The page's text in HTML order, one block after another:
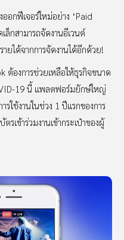
อกฟีเจอร์ใหม่อย่าง ‘Paid
ล็กสามารถจัดงานอีเวนต์
ายได้จากการจัดงานได้อีกด้วย!
ต้องการช่วยเหลือให้ธุรกิจขนาด
19 นี้ แพลตฟอร์มยักษ์ใหญ่
รใช้งานในช่วง 1 ปีแรกของการ
รเข้าร่วมงานเข้ากระเป๋าของผู้